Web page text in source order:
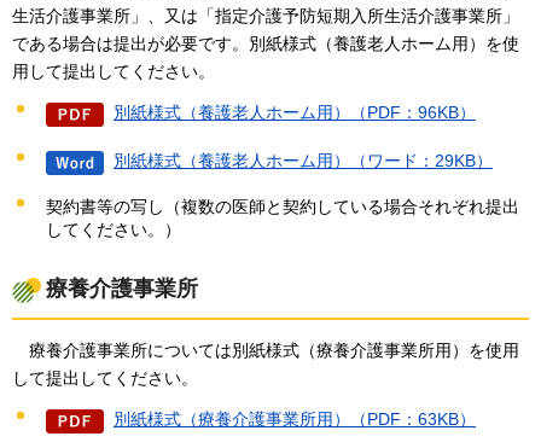
生活介護事業所」、又は「指定介護予防短期入所生活介護事業所」
である場合は提出が必要です。別紙様式（養護老人ホーム用）を使
用して提出してください。
別紙様式（養護老人ホーム用）（PDF：96KB）
別紙様式（養護老人ホーム用）（ワード：29KB）
契約書等の写し（複数の医師と契約している場合それぞれ提出
してください。）
療養介護事業所
療養介護事業所については別紙様式（療養介護事業所用）を使用
して提出してください。
別紙様式（療養介護事業所用）（PDF：63KB）